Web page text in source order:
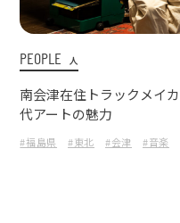
PEOPLE 人
南会津在住トラックメイ
代アートの魅力
#福島県 #東北 #会津 #音楽